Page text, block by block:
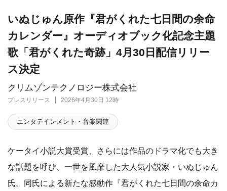
クリムゾンテクノロジー株式会社
プレスリリース 2026年4月30日 12時
いぬじゅん原作『君がくれた七日間の余命
カレンダー』オーディオブック化記念主題
歌「君がくれた奇跡」4月30日配信リリー
ス決定
エンタテインメント・音楽関連
ケータイ小説大賞受賞、さらには作品のドラマ化でも大き
な話題を呼び、一世を風靡した大人気小説家・いぬじゅん
氏。同氏による新たな感動作『君がくれた七日間の余命カ